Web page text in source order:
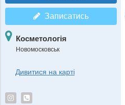
Записатись
Косметологія
Новомосковськ
Дивитися на карті